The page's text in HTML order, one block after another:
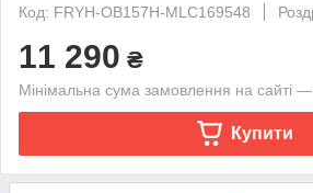
Код: FRYH-OB157H-MLC169548
11 290 ₴
Мінімальна сума замовлення на сайті
Купити